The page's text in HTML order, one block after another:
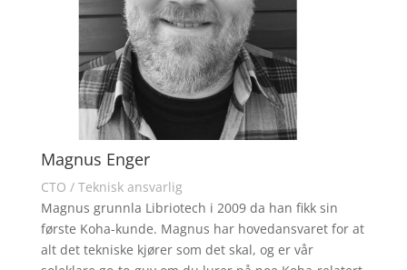
Magnus Enger
CTO / Teknisk ansvarlig
Magnus grunnla Libriotech i 2009 da han fikk sin
første Koha-kunde. Magnus har hovedansvaret for at
alt det tekniske kjører som det skal, og er vår